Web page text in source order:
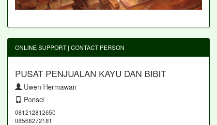
ONLINE SUPPORT | CONTACT PERSON
PUSAT PENJUALAN KAYU DAN BIBIT
Uwen Hermawan
Ponsel
081212812650
08568272181